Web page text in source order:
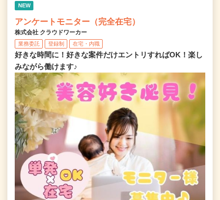
NEW
アンケートモニター（完全在宅）
株式会社 クラウドワーカー
業務委託 登録制 在宅・内職
好きな時間に！好きな案件だけエントリすればOK！楽し
みながら働けます♪